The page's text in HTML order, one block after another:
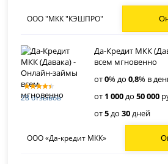
ООО "МКК "КЭШПРО"
28 отзывов
Да-Кредит МКК
всем мгновенно
от0% до0,8% в
от 1 000до50 000
от5до30дней
ООО «Да-кредит МКК»